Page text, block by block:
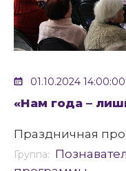
01.10.2024 14:00:00
«Нам года –
Праздничная
Группа: